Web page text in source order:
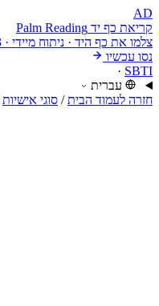
AD
קריאת כף יד Palm Reading
צלמו את כף היד · ניתוח מיידי · 3 מסורות
נסו עכשיו
SBTI
·
עברית
חזרה לעמוד הבית / סוגי אישיות